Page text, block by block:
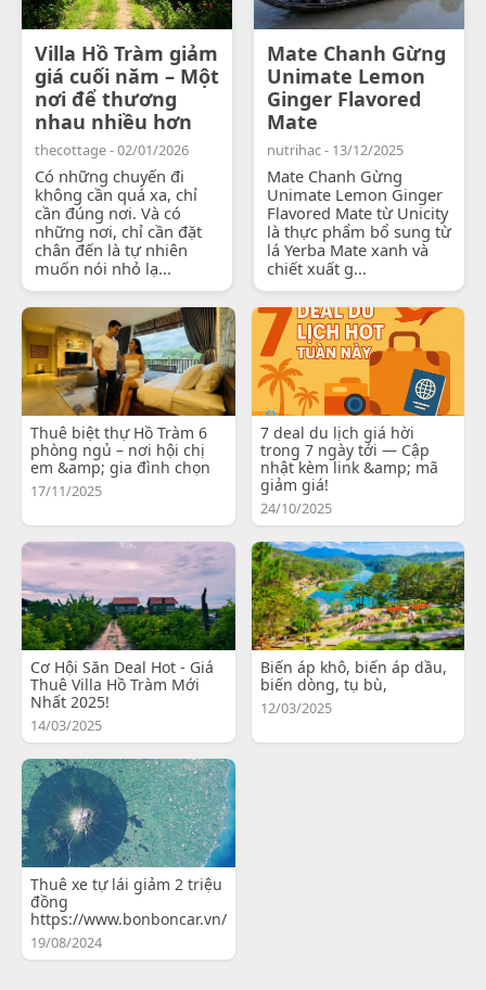
Villa Hồ Tràm giảm
giá cuối năm – Một
nơi để thương
nhau nhiều hơn
thecottage - 02/01/2026
Có những chuyến đi
không cần quá xa, chỉ
cần đúng nơi. Và có
những nơi, chỉ cần đặt
chân đến là tự nhiên
muốn nói nhỏ lạ...
Mate Chanh Gừng
Unimate Lemon
Ginger Flavored
Mate
nutrihac - 13/12/2025
Mate Chanh Gừng
Unimate Lemon Ginger
Flavored Mate từ Unicity
là thực phẩm bổ sung từ
lá Yerba Mate xanh và
chiết xuất g...
Thuê biệt thự Hồ Tràm 6
phòng ngủ – nơi hội chị
em &amp; gia đình chọn
17/11/2025
7 deal du lịch giá hời
trong 7 ngày tới — Cập
nhật kèm link &amp; mã
giảm giá!
24/10/2025
Cơ Hội Săn Deal Hot - Giá
Thuê Villa Hồ Tràm Mới
Nhất 2025!
14/03/2025
Biến áp khô, biến áp dầu,
biến dòng, tụ bù,
12/03/2025
Thuê xe tự lái giảm 2 triệu
đồng
https://www.bonboncar.vn/
19/08/2024